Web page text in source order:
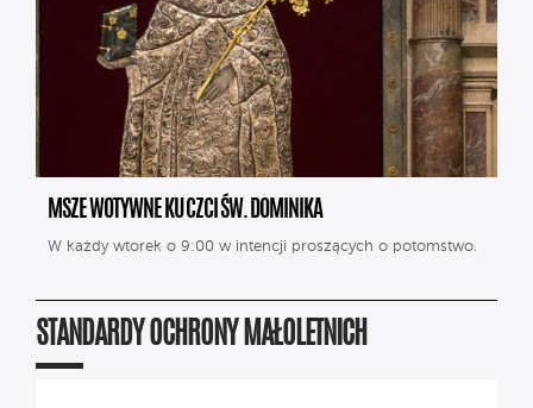
MSZE WOTYWNE KU CZCI ŚW. DOMINIKA
W każdy wtorek o 9:00 w intencji proszących o potomstwo.
STANDARDY OCHRONY MAŁOLETNICH